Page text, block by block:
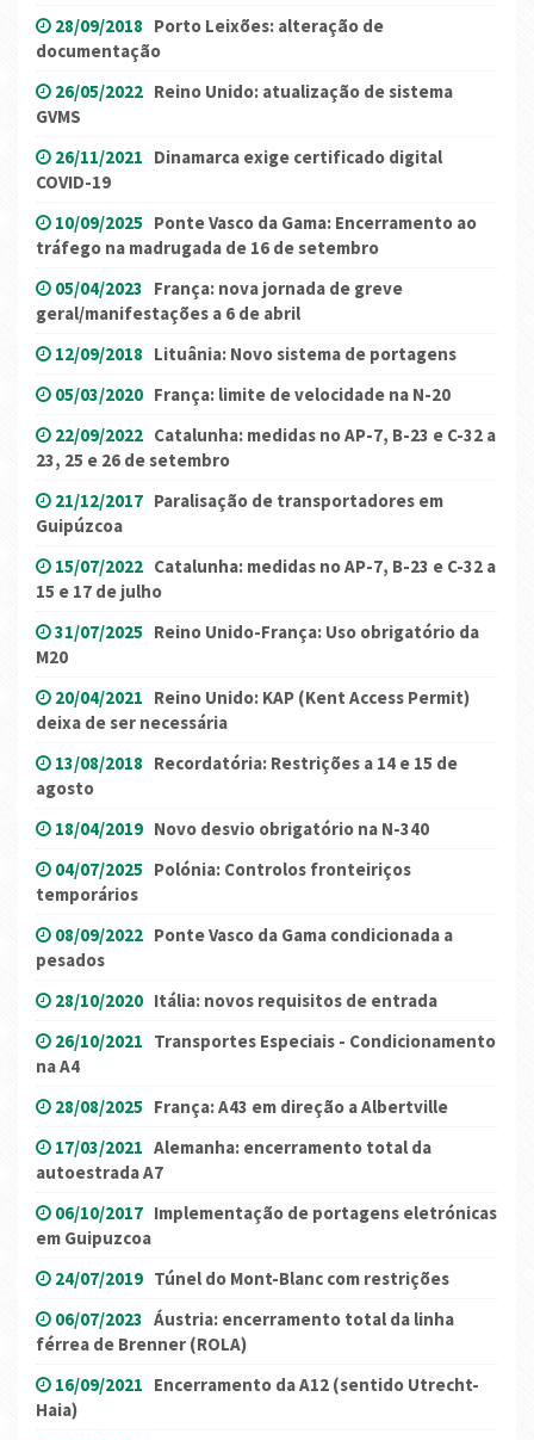
28/09/2018 Porto Leixões: alteração de
documentação
26/05/2022 Reino Unido: atualização de sistema
GVMS
26/11/2021 Dinamarca exige certificado digital
COVID-19
10/09/2025 Ponte Vasco da Gama: Encerramento ao
tráfego na madrugada de 16 de setembro
05/04/2023 França: nova jornada de greve
geral/manifestações a 6 de abril
12/09/2018 Lituânia: Novo sistema de portagens
05/03/2020 França: limite de velocidade na N-20
22/09/2022 Catalunha: medidas no AP-7, B-23 e C-32 a
23, 25 e 26 de setembro
21/12/2017 Paralisação de transportadores em
Guipúzcoa
15/07/2022 Catalunha: medidas no AP-7, B-23 e C-32 a
15 e 17 de julho
31/07/2025 Reino Unido-França: Uso obrigatório da
M20
20/04/2021 Reino Unido: KAP (Kent Access Permit)
deixa de ser necessária
13/08/2018 Recordatória: Restrições a 14 e 15 de
agosto
18/04/2019 Novo desvio obrigatório na N-340
04/07/2025 Polónia: Controlos fronteiriços
temporários
08/09/2022 Ponte Vasco da Gama condicionada a
pesados
28/10/2020 Itália: novos requisitos de entrada
26/10/2021 Transportes Especiais - Condicionamento
na A4
28/08/2025 França: A43 em direção a Albertville
17/03/2021 Alemanha: encerramento total da
autoestrada A7
06/10/2017 Implementação de portagens eletrónicas
em Guipuzcoa
24/07/2019 Túnel do Mont-Blanc com restrições
06/07/2023 Áustria: encerramento total da linha
férrea de Brenner (ROLA)
16/09/2021 Encerramento da A12 (sentido Utrecht-
Haia)